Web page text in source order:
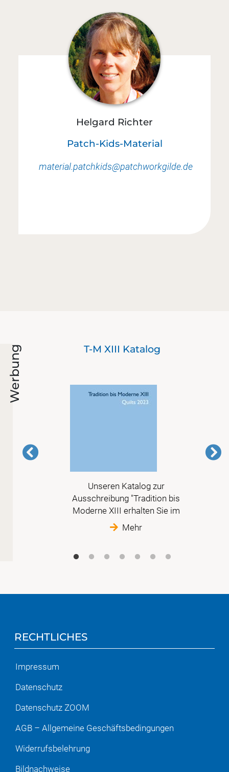
Helgard Richter
Patch-Kids-Material
material.patchkids@patchworkgilde.de
Werbung T-M XIII Katalog
Unseren Katalog zur
Ausschreibung "Tradition bis
Moderne XIII erhalten Sie im
Mehr
RECHTLICHES
Impressum
Datenschutz
Datenschutz ZOOM
AGB – Allgemeine Geschäftsbedingungen
Widerrufsbelehrung
Bildnachweise